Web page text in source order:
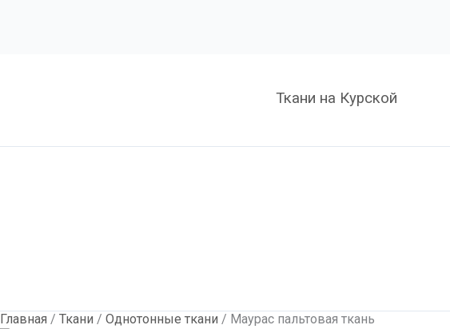
Ткани на Курской
Главная / Ткани / Однотонные ткани / Маурас пальтовая ткань